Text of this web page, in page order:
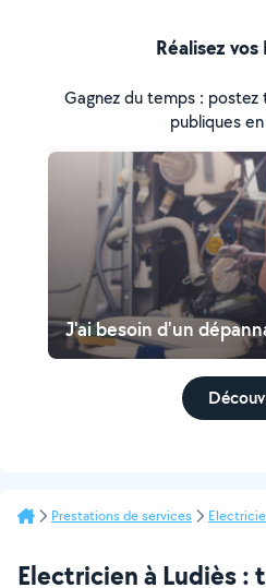
Réalisez vos
Gagnez du temps :
publiques
J'ai besoin d'un
Prestations de services
Electricien à Ludiès :